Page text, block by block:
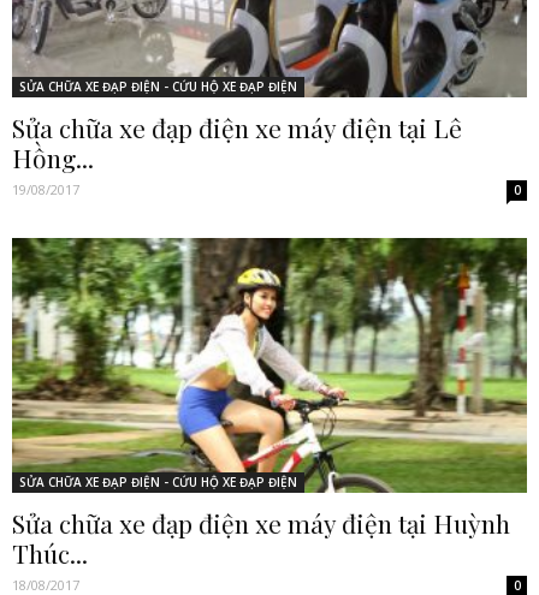
SỬA CHỮA XE ĐẠP ĐIỆN - CỨU HỘ XE ĐẠP ĐIỆN
Sửa chữa xe đạp điện xe máy điện tại Lê
Hồng...
19/08/2017 0
SỬA CHỮA XE ĐẠP ĐIỆN - CỨU HỘ XE ĐẠP ĐIỆN
Sửa chữa xe đạp điện xe máy điện tại Huỳnh
Thúc...
18/08/2017 0